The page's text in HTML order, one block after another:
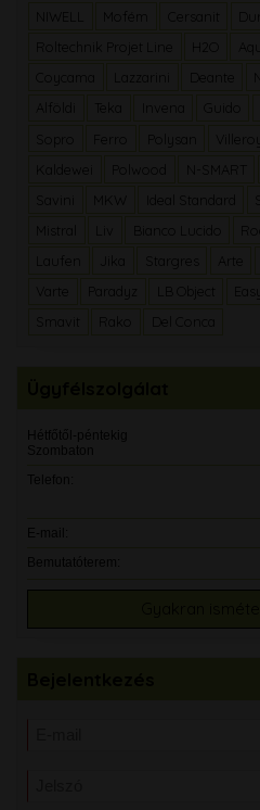
Mofém Cersanit
Roltechnik Projet Line
H2O
Deante
Alföldi
Teka Invena
Ferro
Kaldewei
N-SMART
MKW Ideal Standard
Mistral
Bianco Lucido
Laufen
Stargres Arte
Varte
LB Object
Smavit
Del Conca
Hétfőtől-péntekig
Szombaton
Telefon:
E-mail:
Bemutatóterem: